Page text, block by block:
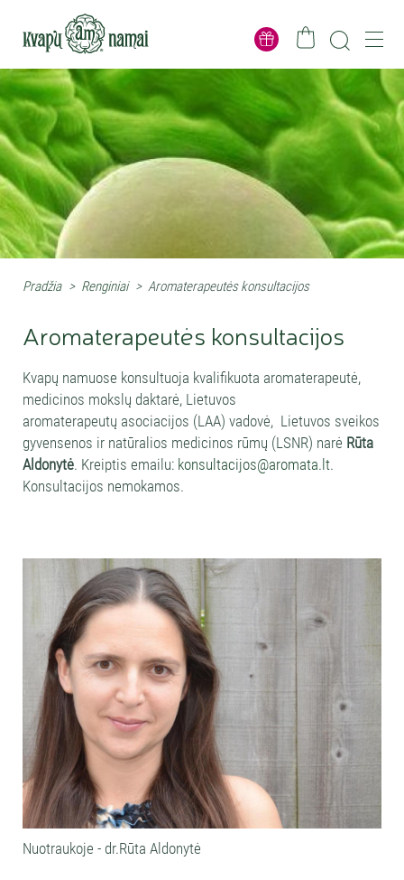
Pradžia > Renginiai > Aromaterapeutės konsultacijos
Aromaterapeutės konsultacijos
Kvapų namuose konsultuoja kvalifikuota aromaterapeutė,
medicinos mokslų daktarė, Lietuvos
aromaterapeutų asociacijos (LAA) vadovė, Lietuvos sveikos
gyvensenos ir natūralios medicinos rūmų (LSNR) narė Rūta
Aldonytė. Kreiptis emailu: konsultacijos@aromata.lt.
Konsultacijos nemokamos.
Nuotraukoje - dr.Rūta Aldonytė